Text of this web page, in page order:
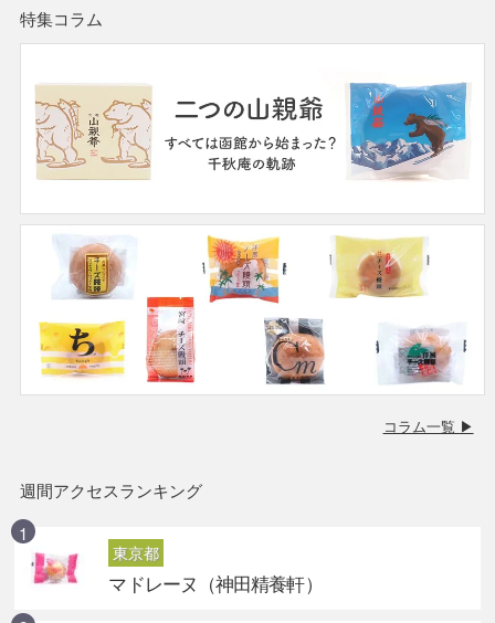
特集コラム
コラム一覧 ▶
週間アクセスランキング
東京都
マドレーヌ（神田精養軒）